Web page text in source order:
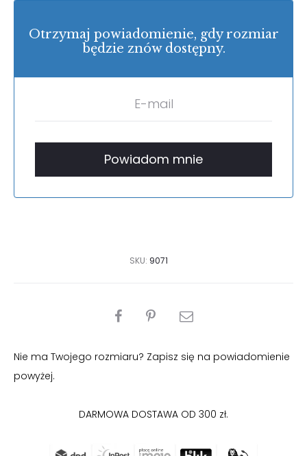
Otrzymaj powiadomienie, gdy rozmiar
będzie znów dostępny.
SKU: 9071
PODZIEL
Nie ma Twojego rozmiaru? Zapisz się na powiadomienie
powyżej.
DARMOWA DOSTAWA OD 300 zł.